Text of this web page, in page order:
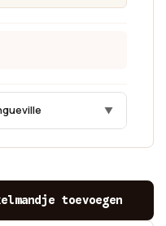
▼
toevoegen